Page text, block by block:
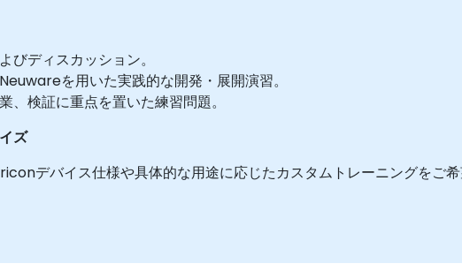
びディスカッション。
を用いた実践的な開発・展開演習。
、検証に重点を置いた練習問題。
ズ
デバイス仕様や具体的な用途に応じたカスタムトレーニングをご